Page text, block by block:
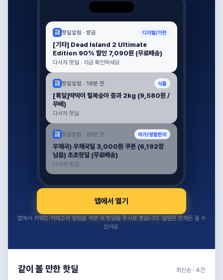
핫딜알림 · 방금 디지털/가전
[기타] Dead Island 2 Ultimate
Edition 90% 할인 7,090원 (무료배송)
다사자 핫딜 · 지금 확인하세요
핫딜알림 · 18분 전 식품
[톡딜]딱딱이 털복숭아 중과 2kg (9,580원 /
무배)
다사자 핫딜
핫딜알림 · 22분 전 여가/생활편의
우체국) 우체국딜 3,000원 쿠폰 (6,192장
남음) 초초핫딜 (무료배송)
다사자 핫딜
앱에서 열기
앱에서 키워드·카테고리 알림을 켜면 새 핫딜을 푸시로 받습니다. 알림은 언제든 끌 수
있어요.
같이 볼 만한 핫딜 최신순 · 4건